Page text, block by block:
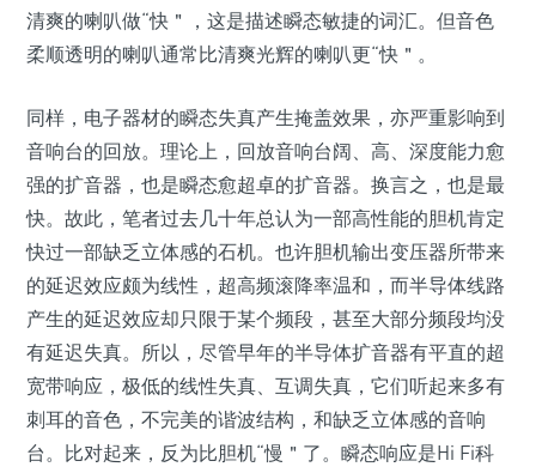
清爽的喇叭做“快＂，这是描述瞬态敏捷的词汇。但音色
柔顺透明的喇叭通常比清爽光辉的喇叭更“快＂。
同样，电子器材的瞬态失真产生掩盖效果，亦严重影响到
音响台的回放。理论上，回放音响台阔、高、深度能力愈
强的扩音器，也是瞬态愈超卓的扩音器。换言之，也是最
快。故此，笔者过去几十年总认为一部高性能的胆机肯定
快过一部缺乏立体感的石机。也许胆机输出变压器所带来
的延迟效应颇为线性，超高频滚降率温和，而半导体线路
产生的延迟效应却只限于某个频段，甚至大部分频段均没
有延迟失真。所以，尽管早年的半导体扩音器有平直的超
宽带响应，极低的线性失真、互调失真，它们听起来多有
刺耳的音色，不完美的谐波结构，和缺乏立体感的音响
台。比对起来，反为比胆机“慢＂了。瞬态响应是Hi Fi科